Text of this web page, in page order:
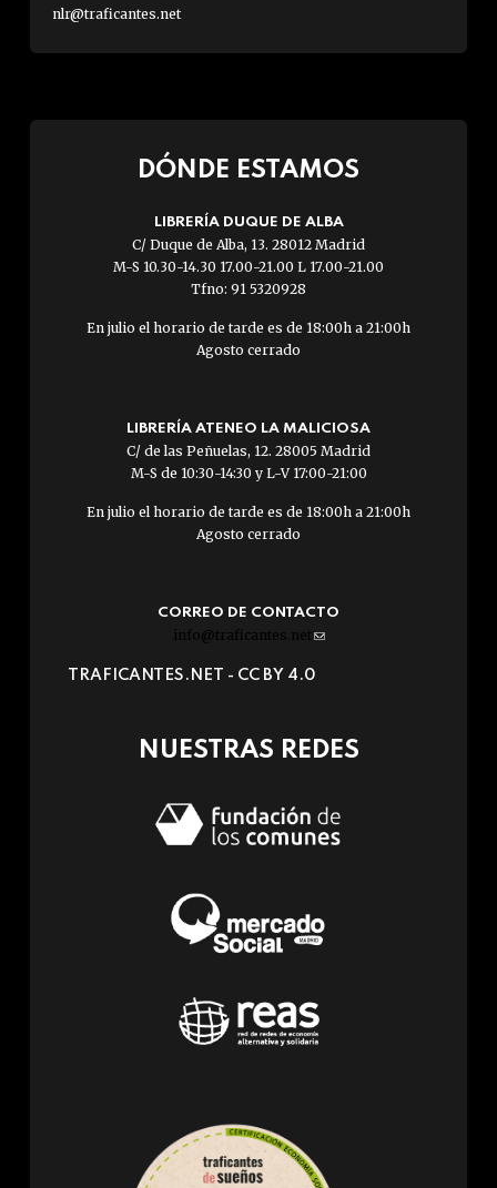
nlr@traficantes.net
DÓNDE ESTAMOS
LIBRERÍA DUQUE DE ALBA
C/ Duque de Alba, 13. 28012 Madrid
M-S 10.30-14.30 17.00-21.00 L 17.00-21.00
Tfno: 91 5320928
En julio el horario de tarde es de 18:00h a 21:00h
Agosto cerrado
LIBRERÍA ATENEO LA MALICIOSA
C/ de las Peñuelas, 12. 28005 Madrid
M-S de 10:30-14:30 y L-V 17:00-21:00
En julio el horario de tarde es de 18:00h a 21:00h
Agosto cerrado
CORREO DE CONTACTO
info@traficantes.net (link
e-
TRAFICANTES.NET - CC BY 4.0
NUESTRAS REDES